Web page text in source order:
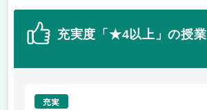
充実度「★4以上」の授業
充実